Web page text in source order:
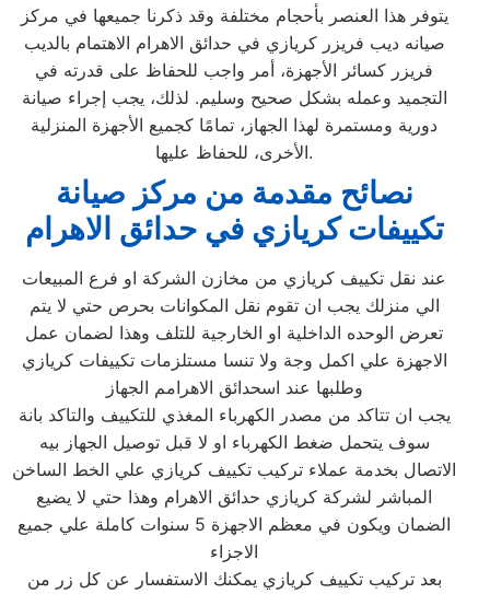
يتوفر هذا العنصر بأحجام مختلفة وقد ذكرنا جميعها في مركز
صيانه ديب فريزر كريازي في حدائق الاهرام الاهتمام بالديب
فريزر كسائر الأجهزة، أمر واجب للحفاظ على قدرته في
التجميد وعمله بشكل صحيح وسليم. لذلك، يجب إجراء صيانة
دورية ومستمرة لهذا الجهاز، تمامًا كجميع الأجهزة المنزلية
الأخرى، للحفاظ عليها.
نصائح مقدمة من مركز صيانة
تكييفات كريازي في حدائق الاهرام
عند نقل تكييف كريازي من مخازن الشركة او فرع المبيعات
الي منزلك يجب ان تقوم نقل المكوانات بحرص حتي لا يتم
تعرض الوحده الداخلية او الخارجية للتلف وهذا لضمان عمل
الاجهزة علي اكمل وجة ولا تنسا مستلزمات تكييفات كريازي
وطلبها عند اسحدائق الاهرامم الجهاز
يجب ان تتاكد من مصدر الكهرباء المغذي للتكييف والتاكد بانة
سوف يتحمل ضغط الكهرباء او لا قبل توصيل الجهاز بيه
الاتصال بخدمة عملاء تركيب تكييف كريازي علي الخط الساخن
المباشر لشركة كريازي حدائق الاهرام وهذا حتي لا يضيع
الضمان ويكون في معظم الاجهزة 5 سنوات كاملة علي جميع
الاجزاء
بعد تركيب تكييف كريازي يمكنك الاستفسار عن كل زر من